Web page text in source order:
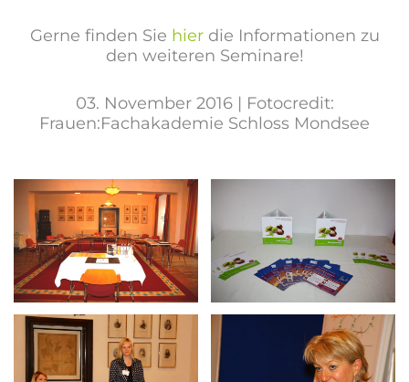
Gerne finden Sie hierdie Informationen zu
den weiteren Seminare!
03. November 2016 | Fotocredit:
Frauen:Fachakademie Schloss Mondsee